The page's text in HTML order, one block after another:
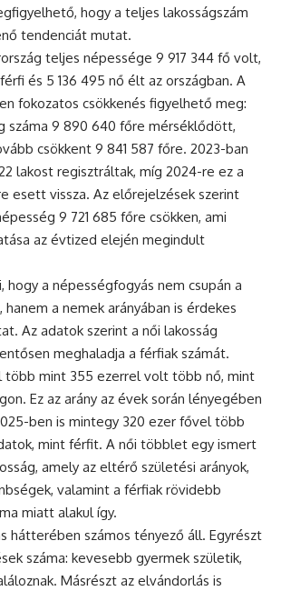
hogy a teljes lakosságszám
tendenciát mutat.
teljes népessége 9 917 344 fő volt,
és 5 136 495 nő élt az országban. A
fokozatos csökkenés figyelhető meg:
száma 9 890 640 főre mérséklődött,
csökkent 9 841 587 főre. 2023-ban
lakost regisztráltak, míg 2024-re ez a
esett vissza. Az előrejelzések szerint
9 721 685 főre csökken, ami
az évtized elején megindult
hogy a népességfogyás nem csupán a
a nemek arányában is érdekes
Az adatok szerint a női lakosság
meghaladja a férfiak számát.
több mint 355 ezerrel volt több nő, mint
Ez az arány az évek során lényegében
ben is mintegy 320 ezer fővel több
mint férfit. A női többlet egy ismert
amely az eltérő születési arányok,
valamint a férfiak rövidebb
miatt alakul így.
hátterében számos tényező áll. Egyrészt
száma: kevesebb gyermek születik,
Másrészt az elvándorlás is